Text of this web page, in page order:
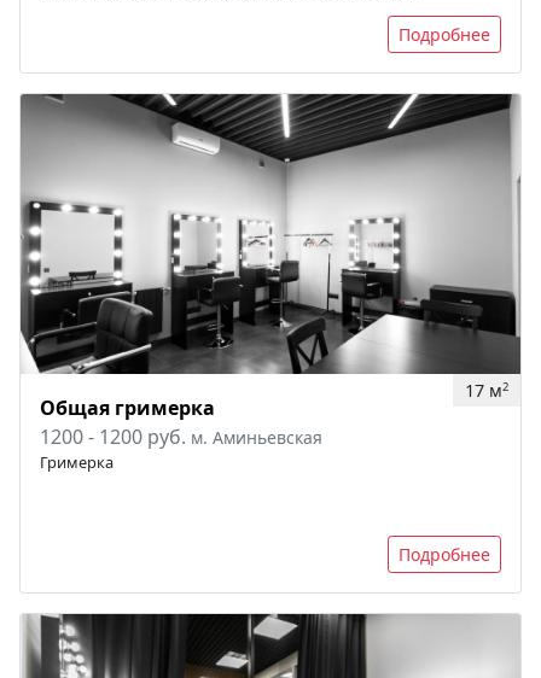
Подробнее
17 м2
Общая гримерка
1200 - 1200 руб. м. Аминьевская
Гримерка
Подробнее